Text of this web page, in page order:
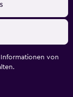
von